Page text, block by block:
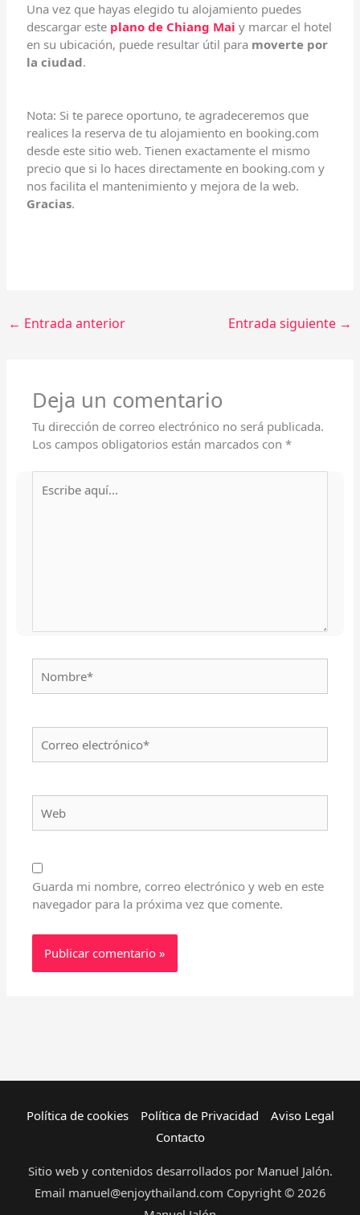
Una vez que hayas elegido tu alojamiento puedes
descargar este plano de Chiang Mai y marcar el hotel
en su ubicación, puede resultar útil para moverte por
la ciudad.
Nota: Si te parece oportuno, te agradeceremos que
realices la reserva de tu alojamiento en booking.com
desde este sitio web. Tienen exactamente el mismo
precio que si lo haces directamente en booking.com y
nos facilita el mantenimiento y mejora de la web.
Gracias.
← Entrada anterior Entrada siguiente →
Deja un comentario
Tu dirección de correo electrónico no será publicada.
Los campos obligatorios están marcados con*
aquí...
Nombre*
Correo
electrónico*
Web
Guarda mi nombre, correo electrónico y web en este
navegador para la próxima vez que comente.
Política de cookies Política de Privacidad
Aviso Legal
Contacto
Sitio web y contenidos desarrollados por Manuel Jalón.
Email manuel@enjoythailand.com Copyright © 2026